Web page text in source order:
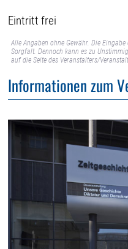
Eintritt frei
Alle Angaben ohne Gewähr. Die
Sorgfalt. Dennoch kann es zu
auf die Seite des Veranstalters/
Informationen zum